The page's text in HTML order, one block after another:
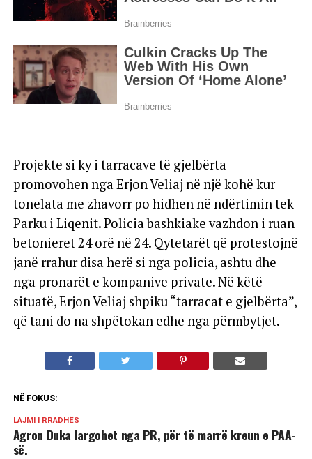
Projekte si ky i tarracave të gjelbërta
promovohen nga Erjon Veliaj në një kohë kur
tonelata me zhavorr po hidhen në ndërtimin tek
Parku i Liqenit. Policia bashkiake vazhdon i ruan
betonieret 24 orë në 24. Qytetarët që protestojnë
janë rrahur disa herë si nga policia, ashtu dhe
nga pronarët e kompanive private. Në këtë
situatë, Erjon Veliaj shpiku “tarracat e gjelbërta”,
që tani do na shpëtokan edhe nga përmbytjet.
NË FOKUS:
LAJMI I RRADHËS
Agron Duka largohet nga PR, për të marrë kreun e PAA-
së.